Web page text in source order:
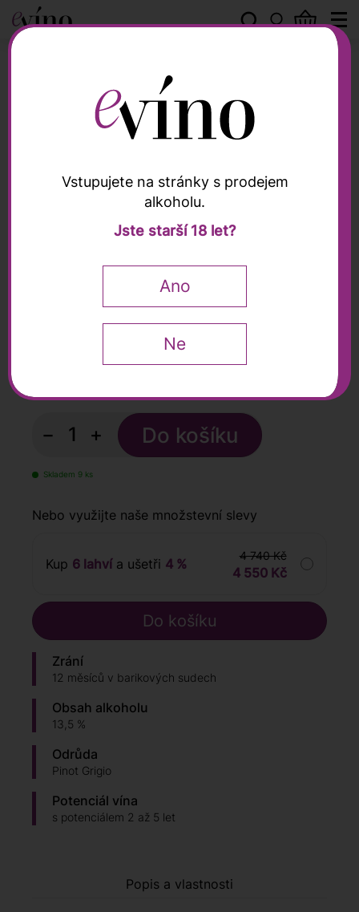
Alto Adige Pinot Grigio
Riserva DOC 2023,
Peter Zemmer, 0,75l
− +
Skladem 9 ks
Nebo využijte naše množstevní slevy
Kup 6 lahvía ušetři 4 %
4 740 Kč
4 550 Kč
Zrání
12 měsíců v barikových sudech
Obsah alkoholu
13,5 %
Odrůda
Pinot Grigio
Potenciál vína
s potenciálem 2 až 5 let
Popis a vlastnosti
Vstupujete na stránky s prodejem
alkoholu.
Jste starší 18 let?
Ano
Ne